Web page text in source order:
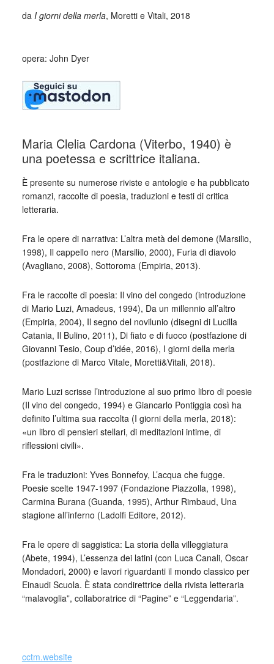
da I giorni della merla, Moretti e Vitali, 2018
opera: John Dyer
Maria Clelia Cardona (Viterbo, 1940) è
una poetessa e scrittrice italiana.
È presente su numerose riviste e antologie e ha pubblicato
romanzi, raccolte di poesia, traduzioni e testi di critica
letteraria.
Fra le opere di narrativa: L’altra metà del demone (Marsilio,
1998), Il cappello nero (Marsilio, 2000), Furia di diavolo
(Avagliano, 2008), Sottoroma (Empiria, 2013).
Fra le raccolte di poesia: Il vino del congedo (introduzione
di Mario Luzi, Amadeus, 1994), Da un millennio all’altro
(Empiria, 2004), Il segno del novilunio (disegni di Lucilla
Catania, Il Bulino, 2011), Di fiato e di fuoco (postfazione di
Giovanni Tesio, Coup d’idée, 2016), I giorni della merla
(postfazione di Marco Vitale, Moretti&Vitali, 2018).
Mario Luzi scrisse l’introduzione al suo primo libro di poesie
(Il vino del congedo, 1994) e Giancarlo Pontiggia così ha
definito l’ultima sua raccolta (I giorni della merla, 2018):
«un libro di pensieri stellari, di meditazioni intime, di
riflessioni civili».
Fra le traduzioni: Yves Bonnefoy, L’acqua che fugge.
Poesie scelte 1947-1997 (Fondazione Piazzolla, 1998),
Carmina Burana (Guanda, 1995), Arthur Rimbaud, Una
stagione all’inferno (Ladolfi Editore, 2012).
Fra le opere di saggistica: La storia della villeggiatura
(Abete, 1994), L’essenza dei latini (con Luca Canali, Oscar
Mondadori, 2000) e lavori riguardanti il mondo classico per
Einaudi Scuola. È stata condirettrice della rivista letteraria
“malavoglia”, collaboratrice di “Pagine” e “Leggendaria”.
cctm.website